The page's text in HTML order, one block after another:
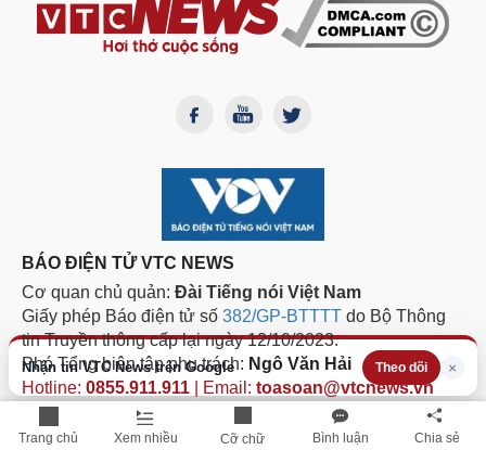
Trang chủ Xem nhiều Cỡ chữ Bình luận Chia sẻ
Nhận tin VTC News trên Google Theo dõi ×
BÁO ĐIỆN TỬ VTC NEWS
Cơ quan chủ quản: Đài Tiếng nói Việt Nam
Giấy phép Báo điện tử số 382/GP-BTTTT do Bộ Thông
tin Truyền thông cấp lại ngày 12/10/2023.
Phó Tổng biên tập phụ trách: Ngô Văn Hải
Hotline: 0855.911.911 | Email: toasoan@vtcnews.vn
TRỤ SỞ CHÍNH